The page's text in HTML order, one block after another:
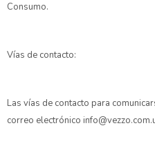
Consumo.
Vías de contacto:
Las vías de contacto para
correo electrónico